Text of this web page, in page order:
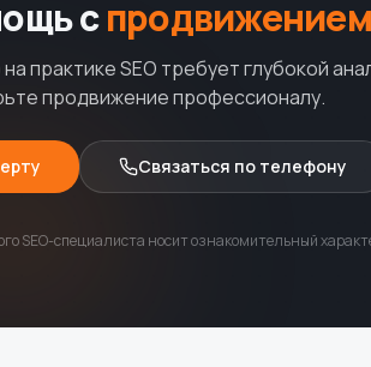
с
практике SEO требует глубокой
продвижение профессионалу.
Связаться по телефону
SEO-специалиста носит ознакомительный